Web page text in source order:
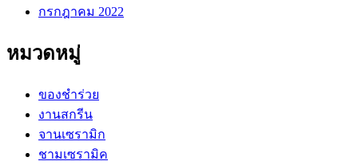
กรกฎาคม 2022
หมวดหมู่
ของชำร่วย
งานสกรีน
จานเซรามิก
ชามเซรามิค